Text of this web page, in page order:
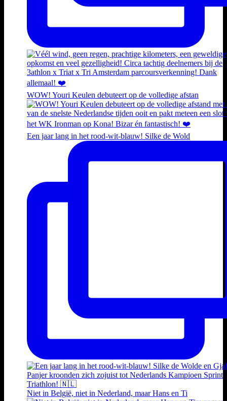
WOW! Youri Keulen debuteert op de volledige afstan
Een jaar lang in het rood-wit-blauw! Silke de Wold
Niet in België, niet in Nederland, maar Hans en Ti